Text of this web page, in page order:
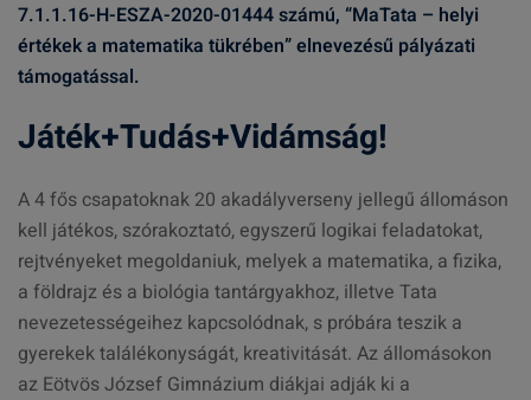
7.1.1.16-H-ESZA-2020-01444 számú, “MaTata – helyi
értékek a matematika tükrében” elnevezésű pályázati
támogatással.
Játék+Tudás+Vidámság!
A 4 fős csapatoknak 20 akadályverseny jellegű állomáson
kell játékos, szórakoztató, egyszerű logikai feladatokat,
rejtvényeket megoldaniuk, melyek a matematika, a fizika,
a földrajz és a biológia tantárgyakhoz, illetve Tata
nevezetességeihez kapcsolódnak, s próbára teszik a
gyerekek találékonyságát, kreativitását. Az állomásokon
az Eötvös József Gimnázium diákjai adják ki a